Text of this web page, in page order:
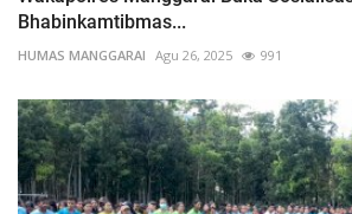
Bhabinkamtibmas...
HUMAS MANGGARAI Agu 26, 2025 991